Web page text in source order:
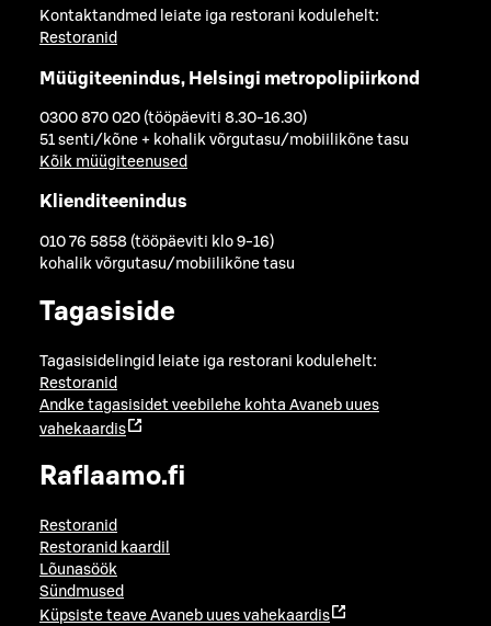
Kontaktandmed leiate iga restorani kodulehelt:
Restoranid
Müügiteenindus, Helsingi metropolipiirkond
0300 870 020 (tööpäeviti 8.30-16.30)
51 senti/kõne + kohalik võrgutasu/mobiilikõne tasu
Kõik müügiteenused
Klienditeenindus
010 76 5858 (tööpäeviti klo 9-16)
kohalik võrgutasu/mobiilikõne tasu
Tagasiside
Tagasisidelingid leiate iga restorani kodulehelt:
Restoranid
Andke tagasisidet veebilehe kohta Avaneb uues
vahekaardis
Raflaamo.fi
Restoranid
Restoranid kaardil
Lõunasöök
Sündmused
Küpsiste teave Avaneb uues vahekaardis